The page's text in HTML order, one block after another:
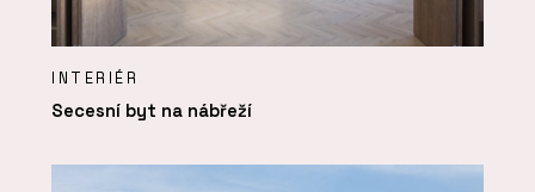
INTERIÉR
Secesní byt na nábřeží